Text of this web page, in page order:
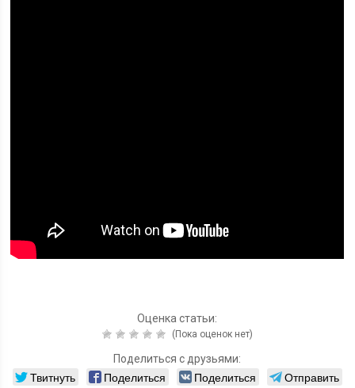
Оценка статьи:
(Пока оценок нет)
Поделиться с друзьями:
Твитнуть Поделиться Поделиться
Отправить